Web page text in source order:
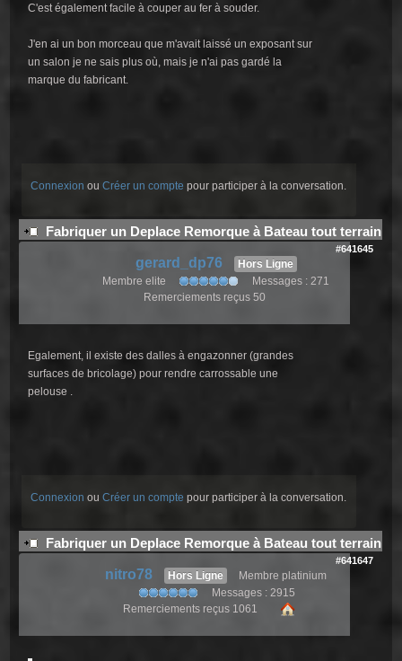
C'est également facile à couper au fer à souder.
J'en ai un bon morceau que m'avait laissé un exposant sur
un salon je ne sais plus où, mais je n'ai pas gardé la
marque du fabricant.
Connexion ouCréer un compte pour participer à la conversation.
Fabriquer un Deplace Remorque à Bateau tout terrain
#641645
gerard_dp76
Hors Ligne
Membre elite
Messages : 271
Remerciements reçus 50
Egalement, il existe des dalles à engazonner (grandes
surfaces de bricolage) pour rendre carrossable une
pelouse .
Connexion ouCréer un compte pour participer à la conversation.
Fabriquer un Deplace Remorque à Bateau tout terrain
#641647
nitro78 Hors Ligne
Membre platinium
Messages : 2915
Remerciements reçus 1061